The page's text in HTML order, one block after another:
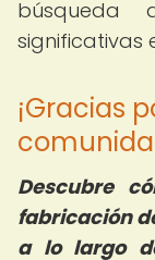
búsqueda
significativas
¡Gracias
Descubre
fabricación
a lo largo